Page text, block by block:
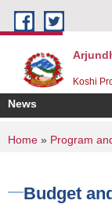
Skip to main content
Koshi
News
You are
Home » Program
Budget